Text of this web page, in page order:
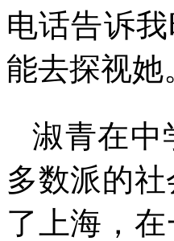
电话告诉
能去探视
淑青在中
多数派的
了上海，